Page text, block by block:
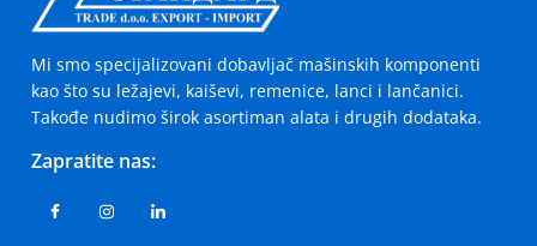
Mi smo specijalizovani dobavljač mašinskih komponenti
kao što su ležajevi, kaiševi, remenice, lanci i lančanici.
Takođe nudimo širok asortiman alata i drugih dodataka.
Zapratite nas: